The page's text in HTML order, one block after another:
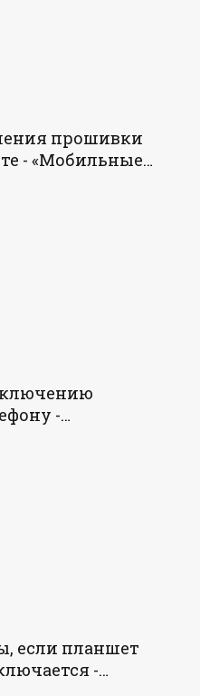
прошивки
- «Мобильные
-
если планшет
-